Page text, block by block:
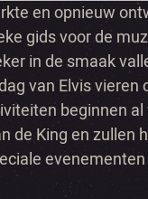
en opnieuw
gids voor de
in de smaak
van Elvis vieren
beginnen al
de King en zullen